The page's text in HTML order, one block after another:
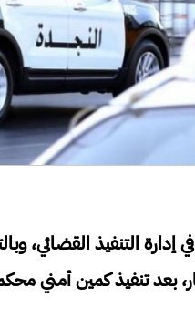
إدارة التنفيذ
بعد تنفيذ كمين أمني